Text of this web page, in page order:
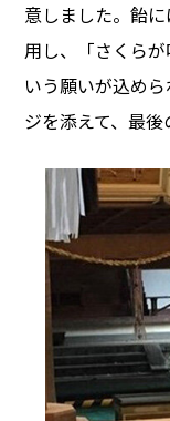
意しました。飴
用し、「さくら
いう願いが込め
ジを添えて、最後